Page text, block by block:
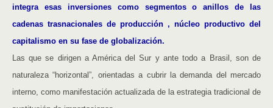
integra esas inversiones como segmentos o anillos de las
cadenas trasnacionales de producción , núcleo productivo del
capitalismo en su fase de globalización.
Las que se dirigen a América del Sur y ante todo a Brasil, son de
naturaleza “horizontal”, orientadas a cubrir la demanda del mercado
interno, como manifestación actualizada de la estrategia tradicional de